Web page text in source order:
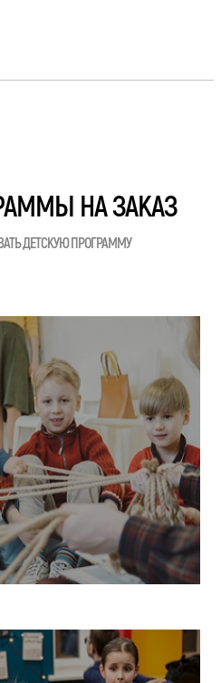
НА ЗАКАЗ
ДЕТСКУЮ ПРОГРАММУ